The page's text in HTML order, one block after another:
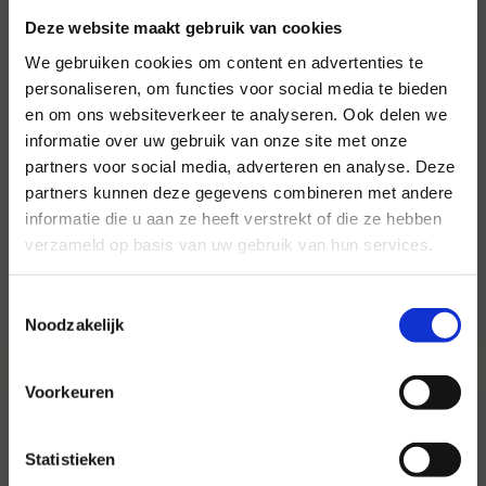
Deze website maakt gebruik van cookies
We gebruiken cookies om content en advertenties te
personaliseren, om functies voor social media te bieden
en om ons websiteverkeer te analyseren. Ook delen we
informatie over uw gebruik van onze site met onze
partners voor social media, adverteren en analyse. Deze
partners kunnen deze gegevens combineren met andere
informatie die u aan ze heeft verstrekt of die ze hebben
verzameld op basis van uw gebruik van hun services.
Noodzakelijk
Voorkeuren
Statistieken
Voor al uw evenementen en
partijen
Hansen Evenementen is uw partner voor
evenementen van groot tot klein.